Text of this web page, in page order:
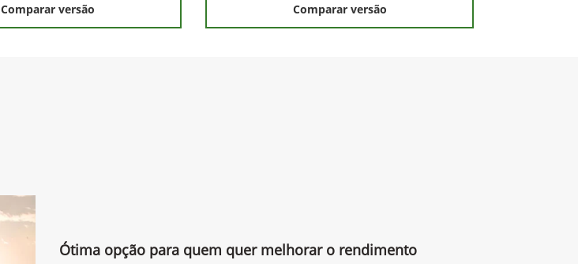
Comparar versão Comparar versão
Ótima opção para quem quer melhorar o rendimento